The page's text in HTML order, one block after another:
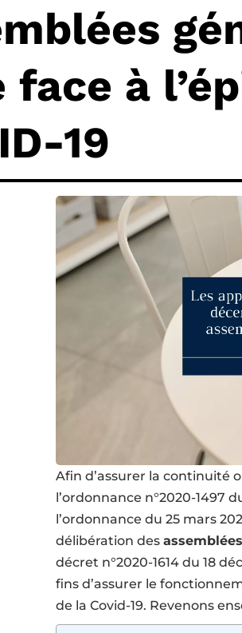
face à
19
Afin d’assurer la continuité
l’ordonnance n°2020-1497
l’ordonnance du 25 mars
délibération des
décret n°2020-1614 du 18
fins d’assurer le
de la Covid-19. Revenons